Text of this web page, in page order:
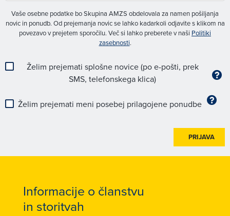
Vaše osebne podatke bo Skupina AMZS obdelovala za namen pošiljanja
novic in ponudb. Od prejemanja novic se lahko kadarkoli odjavite s klikom na
povezavo v prejetem sporočilu. Več si lahko preberete v naši Politiki
zasebnosti.
Želim prejemati splošne novice (po e-pošti, prek
SMS, telefonskega klica)
Želim prejemati meni posebej prilagojene ponudbe
PRIJAVA
Informacije o članstvu
in storitvah